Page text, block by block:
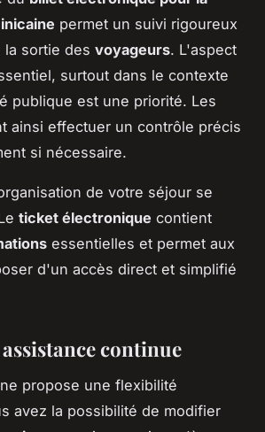
permet un suivi rigoureux
sortie des voyageurs. L'aspect
surtout dans le contexte
publique est une priorité. Les
ainsi effectuer un contrôle précis
si nécessaire.
de votre séjour se
ticket électronique contient
essentielles et permet aux
d'un accès direct et simplifié
continue
propose une flexibilité
avez la possibilité de modifier